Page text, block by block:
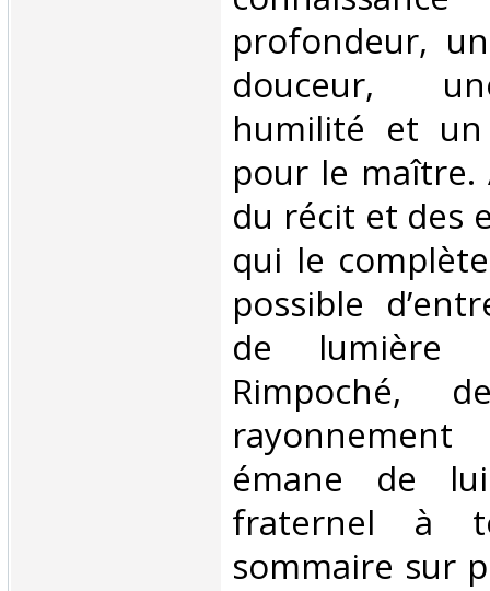
profondeur,
douceur,
humilité et
pour le maître.
du récit et des
qui le
possible
de lumière
Rimpoché,
émane de
fraternel à
sommaire sur